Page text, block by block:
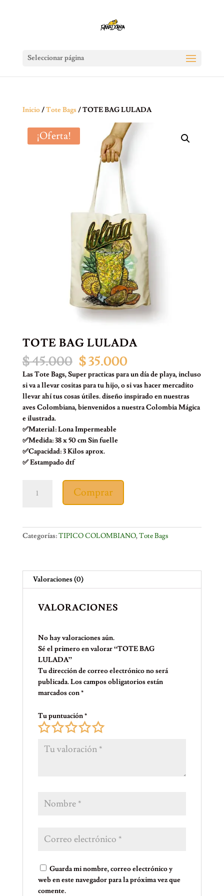
Seleccionar página
Inicio/Tote Bags/ TOTE BAG LULADA
¡Oferta!
TOTE BAG LULADA
$45.000 El
precio
original
era:
$ 45.000.
$35.000El
precio
actual
es:
$ 35.000.
Las Tote Bags, Super practicas para un día de playa, incluso
si va a llevar cositas para tu hijo, o si vas hacer mercadito
llevar ahí tus cosas útiles. diseño inspirado en nuestras
aves Colombiana, bienvenidos a nuestra Colombia Mágica
e ilustrada.
✅Material: Lona Impermeable
✅Medida: 38 x 50 cm Sin fuelle
✅Capacidad: 3 Kilos aprox.
✅ Estampado dtf
BAG
Comprar
Categorías:TIPICO COLOMBIANO,Tote Bags
Valoraciones (0)
VALORACIONES
No hay valoraciones aún.
Sé el primero en valorar “TOTE BAG
LULADA”
Tu dirección de correo electrónico no será
publicada.Los campos obligatorios están
marcados con*
Tu puntuación*
Guarda mi nombre, correo electrónico y
web en este navegador para la próxima vez que
comente.